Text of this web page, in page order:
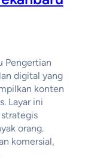
Pengertian
digital yang
konten
Layar ini
orang.
komersial,